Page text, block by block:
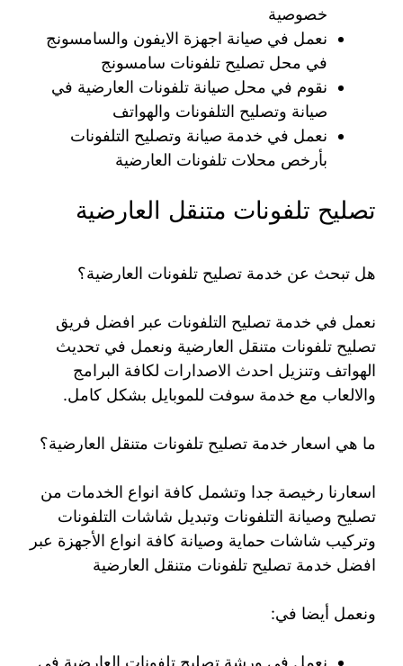
خصوصية
نعمل في صيانة اجهزة الايفون والسامسونج
في محل تصليح تلفونات سامسونج
نقوم في محل صيانة تلفونات العارضية في
صيانة وتصليح التلفونات والهواتف
نعمل في خدمة صيانة وتصليح التلفونات
بأرخص محلات تلفونات العارضية
تصليح تلفونات متنقل العارضية
هل تبحث عن خدمة تصليح تلفونات العارضية؟
نعمل في خدمة تصليح التلفونات عبر افضل فريق
تصليح تلفونات متنقل العارضية ونعمل في تحديث
الهواتف وتنزيل احدث الاصدارات لكافة البرامج
والالعاب مع خدمة سوفت للموبايل بشكل كامل.
ما هي اسعار خدمة تصليح تلفونات متنقل العارضية؟
اسعارنا رخيصة جدا وتشمل كافة انواع الخدمات من
تصليح وصيانة التلفونات وتبديل شاشات التلفونات
وتركيب شاشات حماية وصيانة كافة انواع الأجهزة عبر
افضل خدمة تصليح تلفونات متنقل العارضية
ونعمل أيضا في:
نعمل في ورشة تصليح تلفونات العارضية في